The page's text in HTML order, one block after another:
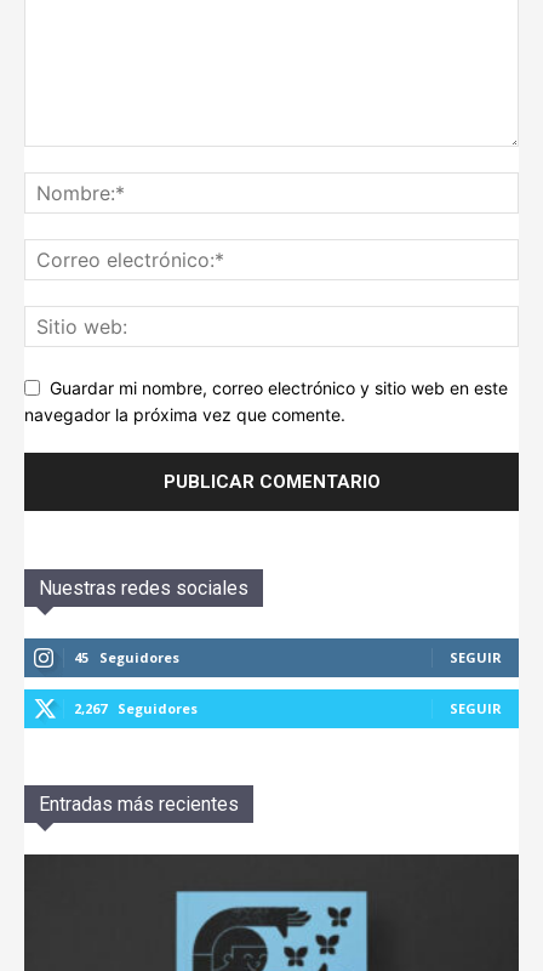
Guardar mi nombre, correo electrónico y sitio web en este
navegador la próxima vez que comente.
Nuestras redes sociales
45 Seguidores SEGUIR
2,267 Seguidores SEGUIR
Entradas más recientes